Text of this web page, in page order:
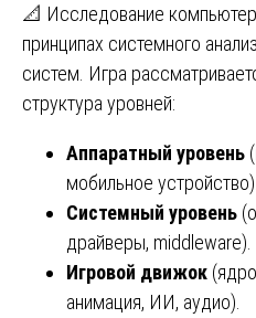
📐 Исследование
принципах системного
систем. Игра
структура уровней:
Аппаратный уровень
мобильное устройство).
Системный уровень
драйверы, middleware).
Игровой движок
анимация, ИИ, аудио).